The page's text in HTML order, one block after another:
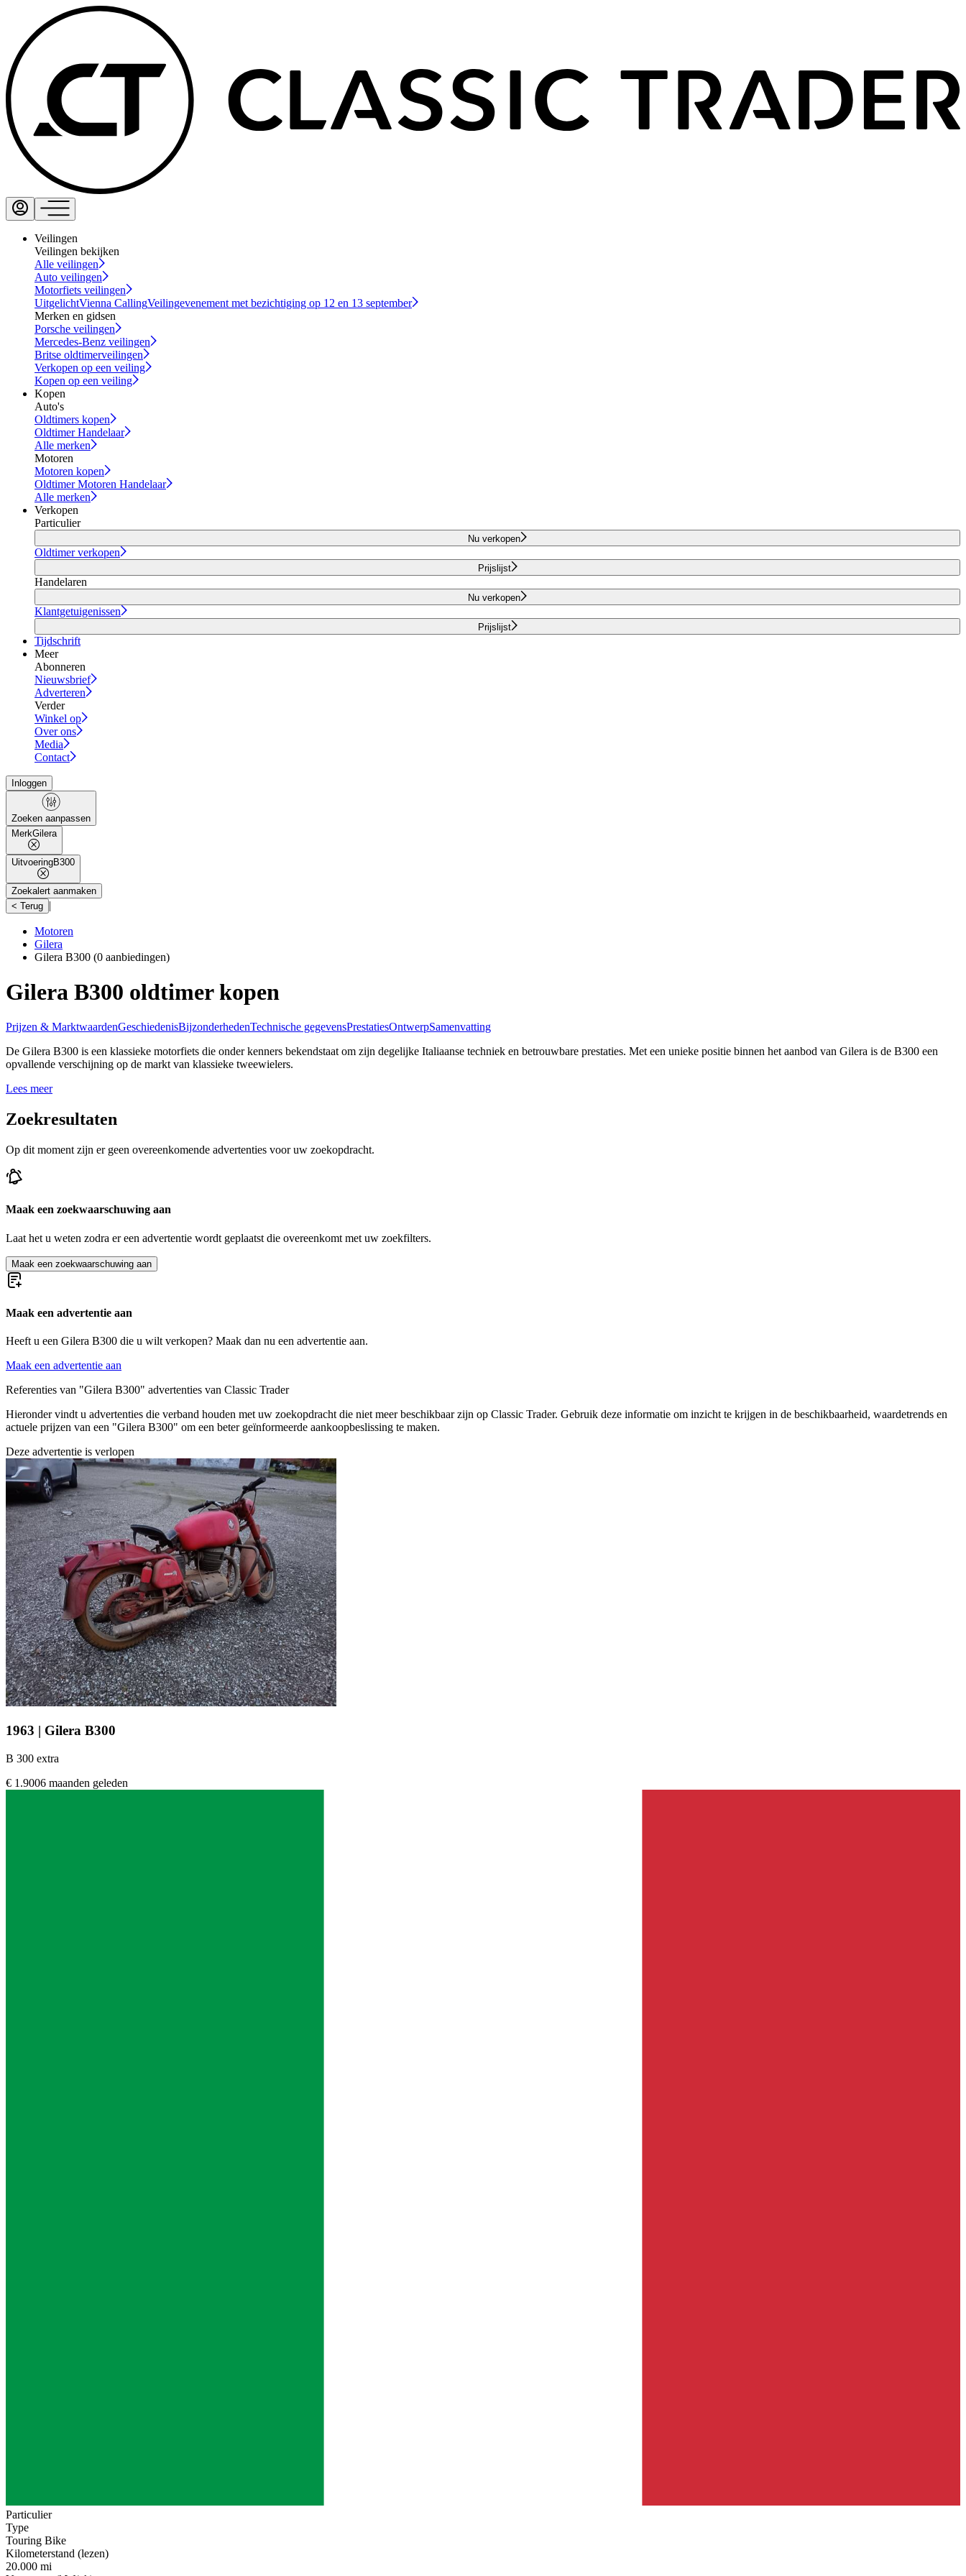
Veilingen
Veilingen bekijken
Alle veilingen
Auto veilingen
Motorfiets veilingen
UitgelichtVienna CallingVeilingevenement met bezichtiging op 12 en 13 september
Merken en gidsen
Porsche veilingen
Mercedes-Benz veilingen
Britse oldtimerveilingen
Verkopen op een veiling
Kopen op een veiling
Kopen
Auto's
Oldtimers kopen
Oldtimer Handelaar
Alle merken
Motoren
Motoren kopen
Oldtimer Motoren Handelaar
Alle merken
Verkopen
Particulier
Nu verkopen
Oldtimer verkopen
Prijslijst
Handelaren
Nu verkopen
Klantgetuigenissen
Prijslijst
Tijdschrift
Meer
Abonneren
Nieuwsbrief
Adverteren
Verder
Winkel op
Over ons
Media
Contact
Inloggen
Zoeken aanpassen
MerkGilera
UitvoeringB300
Zoekalert aanmaken
< Terug |
Motoren
Gilera
Gilera B300 (0 aanbiedingen)
Gilera B300 oldtimer kopen
Prijzen & MarktwaardenGeschiedenisBijzonderhedenTechnische gegevensPrestatiesOntwerpSamenvatting
De Gilera B300 is een klassieke motorfiets die onder kenners bekendstaat om zijn degelijke Italiaanse techniek en betrouwbare prestaties. Met een unieke positie binnen het aanbod van Gilera is de B300 een
opvallende verschijning op de markt van klassieke tweewielers.
Lees meer
Zoekresultaten
Op dit moment zijn er geen overeenkomende advertenties voor uw zoekopdracht.
Maak een zoekwaarschuwing aan
Laat het u weten zodra er een advertentie wordt geplaatst die overeenkomt met uw zoekfilters.
Maak een zoekwaarschuwing aan
Maak een advertentie aan
Heeft u een Gilera B300 die u wilt verkopen? Maak dan nu een advertentie aan.
Maak een advertentie aan
Referenties van "Gilera B300" advertenties van Classic Trader
Hieronder vindt u advertenties die verband houden met uw zoekopdracht die niet meer beschikbaar zijn op Classic Trader. Gebruik deze informatie om inzicht te krijgen in de beschikbaarheid, waardetrends en
actuele prijzen van een "Gilera B300" om een beter geïnformeerde aankoopbeslissing te maken.
Deze advertentie is verlopen
1963 | Gilera B300
B 300 extra
€ 1.9006 maanden geleden
Particulier
Type
Touring Bike
Kilometerstand (lezen)
20.000 mi